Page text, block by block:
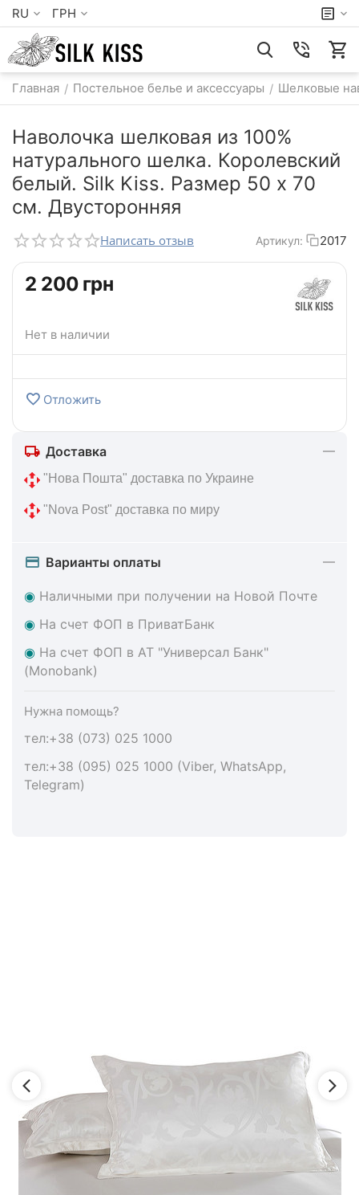
RU ГРН
Главная / Постельное белье и аксессуары / Шелковые
Наволочка шелковая из 100%
натурального шелка. Королевский
белый. Silk Kiss. Размер 50 х 70
см. Двусторонняя
Написать отзыв Артикул: 2017
‍2 200‍ грн
Нет в наличии
Отложить
Доставка
"Нова Пошта" доставка по Украине
"Nova Post" доставка по миру
Варианты оплаты
◉ Наличными при получении на Новой Почте
◉ На счет ФОП в ПриватБанк
◉ На счет ФОП в АТ "Универсал Банк"
(Monobank)
Нужна помощь?
тел:+38 (073) 025 1000
тел:+38 (095) 025 1000 (Viber, WhatsApp,
Telegram)